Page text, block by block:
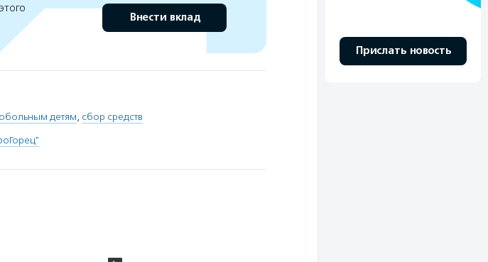
Внести вклад
детям, сбор средств
Прислать новость